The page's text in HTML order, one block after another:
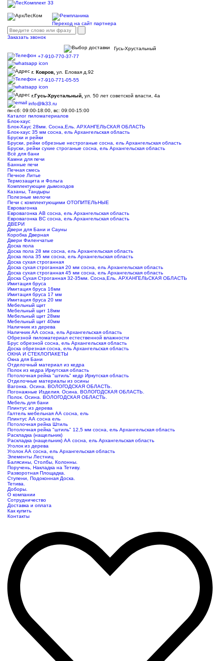
Переход на сайт партнера
Заказать звонок
Гусь-Хрустальный
+7-910-770-37-77
г. Ковров, ул. Еловая д.92
+7-910-771-05-55
г.Гусь-Хрустальный, ул. 50 лет советской власти, 4а
info@lk33.ru
пн-сб: 09:00-18:00, вс: 09:00-15:00
Каталог пиломатериалов
Блок-хаус
Блок-Хаус 28мм. Сосна,Ель. АРХАНГЕЛЬСКАЯ ОБЛАСТЬ
Блок-хаус 35 мм сосна, ель Архангельская область
Бруски и рейки
Бруски, рейки обрезные нестроганые сосна, ель Архангельская область
Бруски, рейки сухие строганые сосна, ель Архангельская область
Всё для бани
Камни для печи
Банные печи
Печная смесь
Печное Литье
Термозащита и Фольга
Комплектующие дымоходов
Казаны, Тандыры
Полезные мелочи
Печи с комплектующими ОТОПИТЕЛЬНЫЕ
Евровагонка
Евровагонка АВ сосна, ель Архангельская область
Евровагонка ВС сосна, ель Архангельская область
ДВЕРИ
Двери для Бани и Сауны
Коробка Дверная
Двери Филенчатые
Доска пола
Доска пола 28 мм сосна, ель Архангельская область
Доска пола 35 мм сосна, ель Архангельская область
Доска сухая строганная
Доска сухая строганная 20 мм сосна, ель Архангельская область
Доска сухая строганная 45 мм сосна, ель Архангельская область
Доска Сухая Строганная 32-35мм. Сосна,Ель. АРХАНГЕЛЬСКАЯ ОБЛАСТЬ
Имитация бруса
Имитация бруса 16мм
Имитация бруса 17 мм
Имитация бруса 20 мм
Мебельный щит
Мебельный щит 18мм
Мебельный щит 28мм
Мебельный щит 40мм
Наличник из дерева
Наличник АА сосна, ель Архангельская область
Обрезной пиломатериал естественной влажности
Брус обрезной сосна, ель Архангельская область
Доска обрезная сосна, ель Архангельская область
ОКНА И СТЕКЛОПАКЕТЫ
Окна для Бани
Отделочный материал из кедра
Полок из кедра Иркутская область
Потолочная рейка "штиль" кедр Иркутская область
Отделочные материалы из осины
Вагонка. Осина. ВОЛОГОДСКАЯ ОБЛАСТЬ.
Погонажные Изделия. Осина. ВОЛОГОДСКАЯ ОБЛАСТЬ.
Полок. Осина. ВОЛОГОДСКАЯ ОБЛАСТЬ.
Мебель для бани
Плинтус из дерева
Галтель мебельная АА сосна, ель
Плинтус АА сосна ель
Потолочная рейка Штиль
Потолочная рейка "штиль" 12,5 мм сосна, ель Архангельская область
Раскладка (нащельник)
Раскладка (нащельник) АА сосна, ель Архангельская область
Уголок из дерева
Уголок АА сосна, ель Архангельская область
Элементы Лестниц
Балясины, Столбы, Колонны.
Поручень, Накладка на Тетиву.
Разворотная Площадка.
Ступени, Подоконная Доска.
Тетива.
Доборы.
О компании
Сотрудничество
Доставка и оплата
Как купить
Контакты